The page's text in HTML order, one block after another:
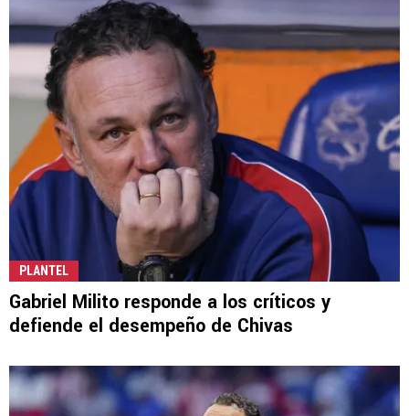
PLANTEL
Gabriel Milito responde a los críticos y
defiende el desempeño de Chivas